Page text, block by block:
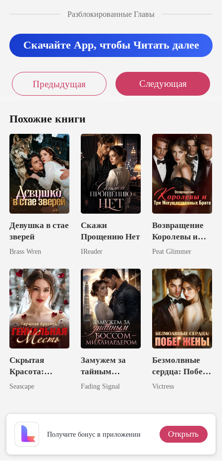
Разблокированные Главы
Скачайте App, чтобы Читать далее
Предыдущая Следующая
Похожие книги
Девушка в стае
зверей
Brass Wren
Скажи
Прощению Нет
IReader
Возвращение
Королевы и
Три
ых Брата
Peat Glimmer
Скрытая
Красота:
Гениальная
Seascape
Замужем за
тайным
боссом-
Fading Signal
Безмолвные
сердца: Побег
Жены
Victress
Получите бонус в приложении Открыть